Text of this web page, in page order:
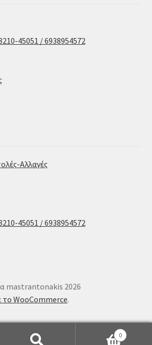
45051 / 6938954572
Αλλαγές
45051 / 6938954572
mastrantonakis 2026
το WooCommerce.
0